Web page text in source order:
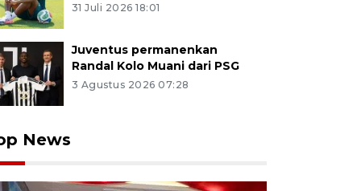
31 Juli 2026 18:01
Juventus permanenkan
Randal Kolo Muani dari PSG
3 Agustus 2026 07:28
News